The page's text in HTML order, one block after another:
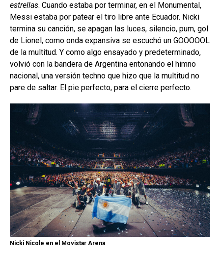
estrellas. Cuando estaba por terminar, en el Monumental,
Messi estaba por patear el tiro libre ante Ecuador. Nicki
termina su canción, se apagan las luces, silencio, pum, gol
de Lionel, como onda expansiva se escuchó un GOOOOOL
de la multitud. Y como algo ensayado y predeterminado,
volvió con la bandera de Argentina entonando el himno
nacional, una versión techno que hizo que la multitud no
pare de saltar. El pie perfecto, para el cierre perfecto.
Nicki Nicole en el Movistar Arena